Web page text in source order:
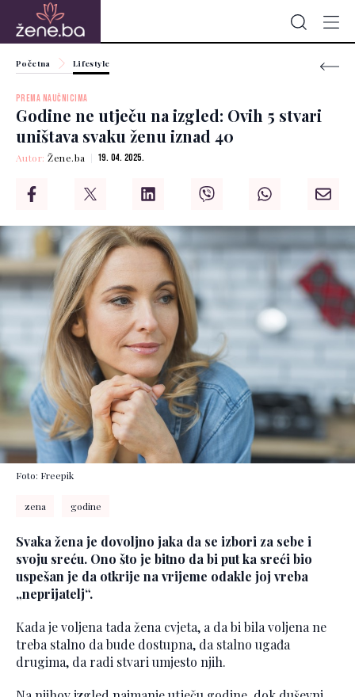
Početna Lifestyle
PREMA NAUČNICIMA
Godine ne utječu na izgled: Ovih 5 stvari
uništava svaku ženu iznad 40
Autor:Žene.ba 19. 04. 2025.
Foto: Freepik
zena godine
Svaka žena je dovoljno jaka da se izbori za sebe i
svoju sreću. Ono što je bitno da bi put ka sreći bio
uspešan je da otkrije na vrijeme odakle joj vreba
„neprijatelj“.
Kada je voljena tada žena cvjeta, a da bi bila voljena ne
treba stalno da bude dostupna, da stalno ugađa
drugima, da radi stvari umjesto njih.